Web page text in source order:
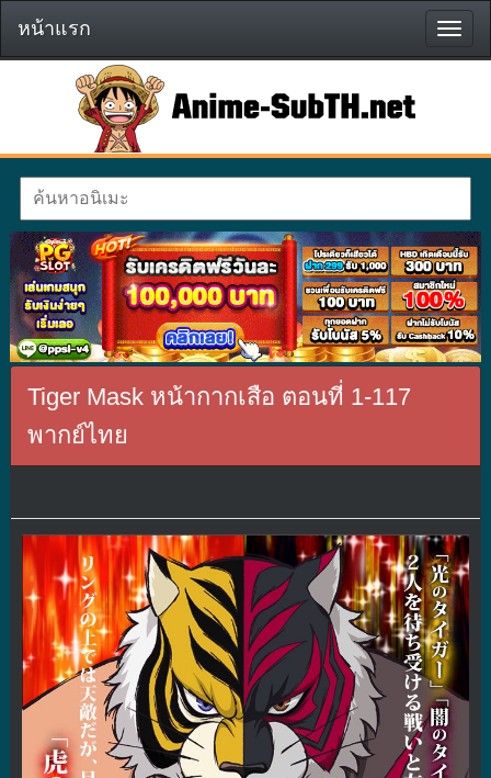
หน้า
แรก
หน้าแรก
Tiger Mask หน้ากากเสือ ตอนที่ 1-117
พากย์ไทย